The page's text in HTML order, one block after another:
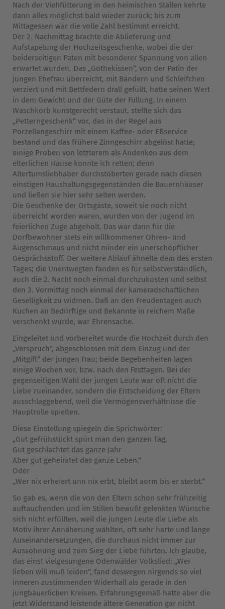
Nach der Viehfütterung in den heimischen Ställen kehrte
dann alles möglichst bald wieder zurück; bis zum
Mittagessen war die volle Zahl bestimmt erreicht.
Der 2. Nachmittag brachte die Ablieferung und
Aufstapelung der Hochzeitsgeschenke, wobei die der
beiderseitigen Paten mit besonderer Spannung von allen
erwartet wurden. Das „Gothekissen“, von der Patin der
jungen Ehefrau überreicht, mit Bändern und Schleifchen
verziert und mit Bettfedern drall gefüllt, hatte seinen Wert
in dem Gewicht und der Güte der Füllung. In einem
Waschkorb kunstgerecht verstaut, stellte sich das
„Petterngeschenk“ vor, das in der Regel aus
Porzellangeschirr mit einem Kaffee- oder Eßservice
bestand und das frühere Zinngeschirr abgelöst hatte;
einige Proben von letzterem als Andenken aus dem
elterlichen Hause konnte ich retten; denn
Altertumsliebhaber durchstöberten gerade nach diesen
einstigen Haushaltungsgegenständen die Bauernhäuser
und ließen sie hier sehr selten werden.
Die Geschenke der Ortsgäste, soweit sie noch nicht
überreicht worden waren, wurden von der Jugend im
feierlichen Zuge abgeholt. Das war dann für die
Dorfbewohner stets ein willkommener Ohren- und
Augenschmaus und nicht minder ein unerschöpflicher
Gesprächsstoff. Der weitere Ablauf ähnelte dem des ersten
Tages; die Unentwegten fanden es für selbstverständlich,
auch die 2. Nacht noch einmal durchzukosten und selbst
den 3. Vormittag noch einmal der kameradschaftlichen
Geselligkeit zu widmen. Daß an den Freudentagen auch
Kuchen an Bedürftige und Bekannte in reichem Maße
verschenkt wurde, war Ehrensache.
Eingeleitet und vorbereitet wurde die Hochzeit durch den
„Verspruch“, abgeschlossen mit dem Einzug und der
„Mitgift“ der jungen Frau; beide Begebenheiten lagen
einige Wochen vor, bzw. nach den Festtagen. Bei der
gegenseitigen Wahl der jungen Leute war oft nicht die
Liebe zueinander, sondern die Entscheidung der Eltern
ausschlaggebend, weil die Vermögensverhältnisse die
Hauptrolle spielten.
Diese Einstellung spiegeln die Sprichwörter:
„Gut gefrühstückt spürt man den ganzen Tag,
Gut geschlachtet das ganze Jahr
Aber gut geheiratet das ganze Leben.“
Oder
„Wer nix erheiert unn nix erbt, bleibt aorm bis er sterbt.“
So gab es, wenn die von den Eltern schon sehr frühzeitig
auftauchenden und im Stillen bewußt gelenkten Wünsche
sich nicht erfüllten, weil die jungen Leute die Liebe als
Motiv ihrer Annäherung wählten, oft sehr harte und lange
Auseinandersetzungen, die durchaus nicht immer zur
Aussöhnung und zum Sieg der Liebe führten. Ich glaube,
das einst vielgesungene Odenwälder Volkslied: „Wer
lieben will muß leiden“, fand deswegen nirgends so viel
inneren zustimmenden Widerhall als gerade in den
jungbäuerlichen Kreisen. Erfahrungsgemäß hatte aber die
jetzt Widerstand leistende ältere Generation gar nicht